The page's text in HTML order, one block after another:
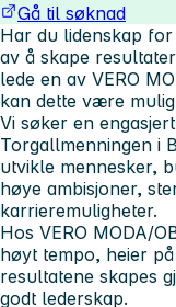
Gå til søknad
Har du lidenskap
av å skape
lede en av VERO
kan dette være
Vi søker en
Torgallmenningen i
utvikle mennesker,
høye ambisjoner,
karrieremuligheter.
Hos VERO MODA/
høyt tempo, heier
resultatene skapes
godt lederskap.